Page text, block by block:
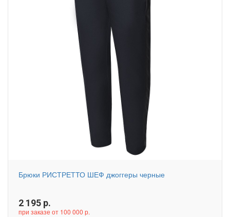
Брюки РИСТРЕТТО ШЕФ джоггеры черные
2 195 р.
при заказе от 100 000 р.